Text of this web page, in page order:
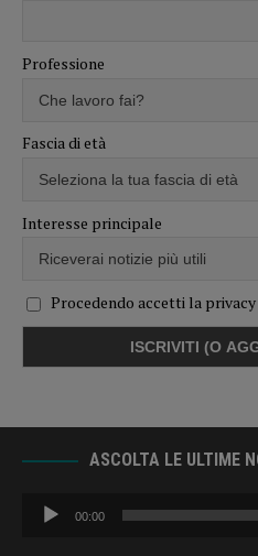
Professione
Fascia di età
Interesse principale
Procedendo accetti la
ASCOLTA LE ULTIME
Audio
Player
00:00